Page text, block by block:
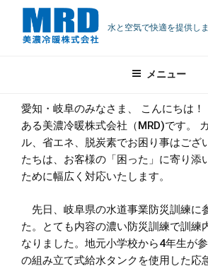
水と空気で快適を提供し
メニュー
水道事業防災訓
①
水道事業防災訓練①
愛知・岐阜のみなさま、 こんにちは
ある美濃冷暖株式会社（MRD)です。
ル、省エネ、脱炭素でお困り事はご
たちは、お客様の「困った」に寄り添
ために幅広く対応いたします。
先日、岐阜県の水道事業防災訓練に
た。とても内容の濃い防災訓練で訓練
なりました。地元小学校から4年生が
の組み立て式給水タンクを使用した応